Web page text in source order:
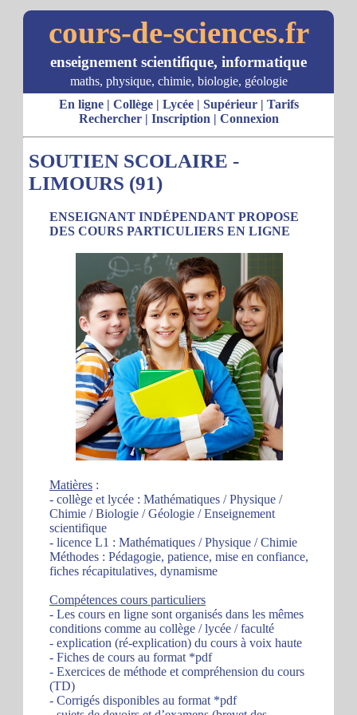
cours-de-sciences.fr
enseignement scientifique, informatique
maths, physique, chimie, biologie, géologie
En ligne| Collège| Lycée| Supérieur| Tarifs
Rechercher| Inscription | Connexion
SOUTIEN SCOLAIRE -
LIMOURS (91)
ENSEIGNANT INDÉPENDANT PROPOSE
DES COURS PARTICULIERS EN LIGNE
Matières :
- collège et lycée : Mathématiques / Physique /
Chimie / Biologie / Géologie / Enseignement
scientifique
- licence L1 : Mathématiques / Physique / Chimie
Méthodes : Pédagogie, patience, mise en confiance,
fiches récapitulatives, dynamisme
Compétences cours particuliers
- Les cours en ligne sont organisés dans les mêmes
conditions comme au collège / lycée / faculté
- explication (ré-explication) du cours à voix haute
- Fiches de cours au format *pdf
- Exercices de méthode et compréhension du cours
(TD)
- Corrigés disponibles au format *pdf